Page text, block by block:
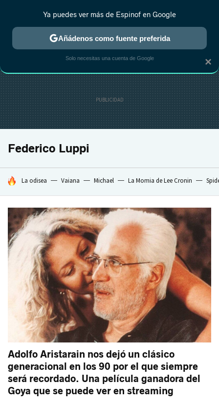
ESTRENOS REALITY ANIME RANKINGS CINE
Federico Luppi
HOY SE HABLA DE
La odisea Vaiana Michael La Momia de Lee Cronin
Adolfo Aristarain nos dejó un clásico
generacional en los 90 por el que siempre
será recordado. Una película ganadora del
Goya que se puede ver en streaming
×
Ya puedes ver más de Espinof en Google
Añádenos como fuente preferida
Solo necesitas una cuenta de Google